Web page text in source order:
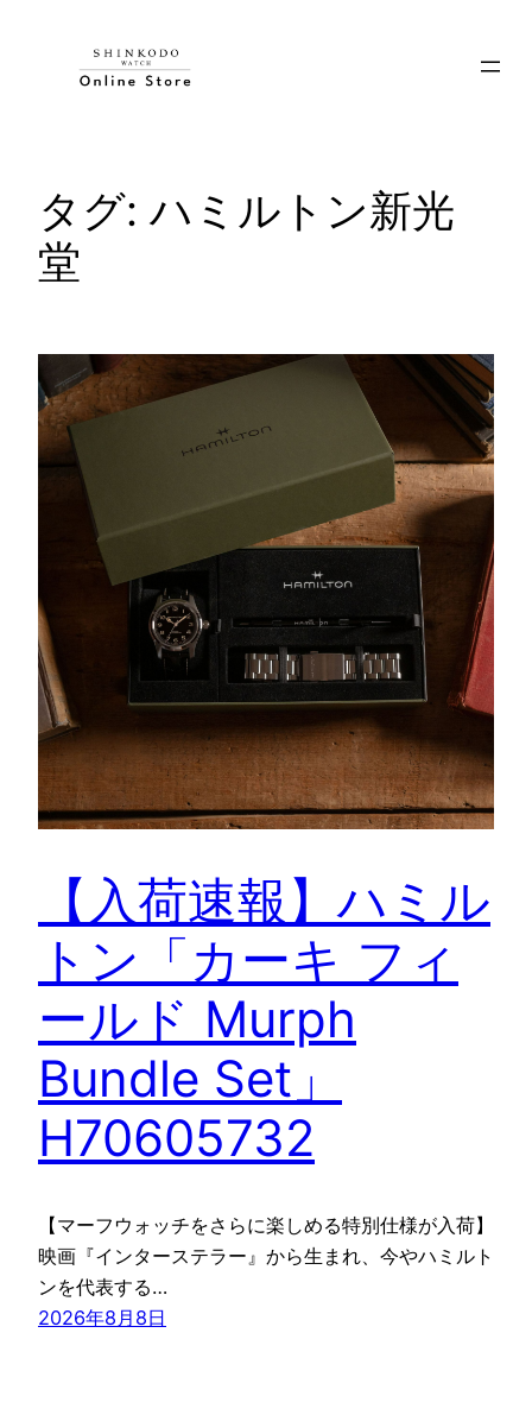
タグ: ハミルトン新光
堂
【入荷速報】ハミル
トン「カーキ フィ
ールド Murph
Bundle Set」
H70605732
【マーフウォッチをさらに楽しめる特別仕様が入荷】
映画『インターステラー』から生まれ、今やハミルト
ンを代表する…
2026年8月8日